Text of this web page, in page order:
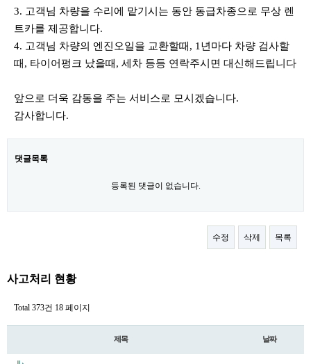
3. 고객님 차량을 수리에 맡기시는 동안 동급차종으로 무상 렌
트카를 제공합니다.
4. 고객님 차량의 엔진오일을 교환할때, 1년마다 차량 검사할
때, 타이어펑크 났을때, 세차 등등 연락주시면 대신해드립니다
앞으로 더욱 감동을 주는 서비스로 모시겠습니다.
감사합니다.
댓글목록
등록된 댓글이 없습니다.
수정 삭제 목록
사고처리 현황
Total 373건 18 페이지
제목 날짜